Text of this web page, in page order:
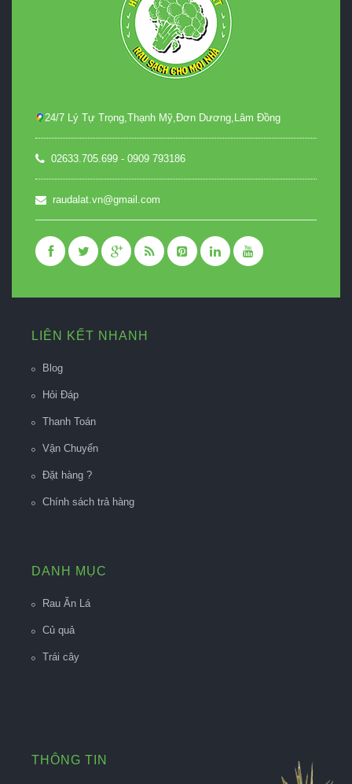
24/7 Lý Tự Trọng,Thạnh Mỹ,Đơn Dương,Lâm Đồng
02633.705.699 - 0909 793186
raudalat.vn@gmail.com
LIÊN KẾT NHANH
Blog
Hỏi Đáp
Thanh Toán
Vận Chuyển
Đặt hàng ?
Chính sách trả hàng
DANH MỤC
Rau Ăn Lá
Củ quả
Trái cây
THÔNG TIN